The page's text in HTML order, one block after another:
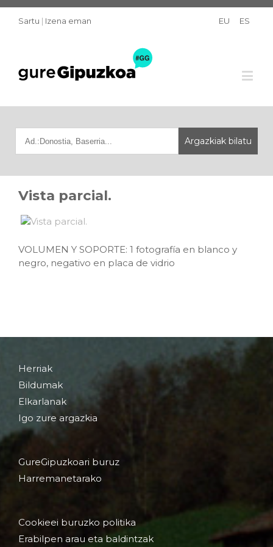
Sartu | Izena eman EU ES
Vista parcial.
VOLUMEN Y SOPORTE: 1 fotografía en blanco y
negro, negativo en placa de vidrio
Herriak
Bildumak
Elkarlanak
Igo zure argazkia
GureGipuzkoari buruz
Harremanetarako
Cookieei buruzko politika
Erabilpen arau eta baldintzak